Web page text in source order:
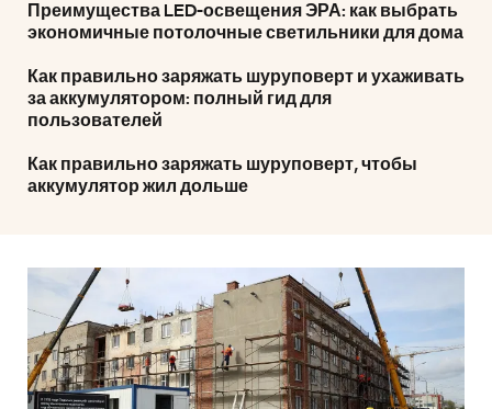
Преимущества LED-освещения ЭРА: как выбрать
экономичные потолочные светильники для дома
Как правильно заряжать шуруповерт и ухаживать
за аккумулятором: полный гид для
пользователей
Как правильно заряжать шуруповерт, чтобы
аккумулятор жил дольше